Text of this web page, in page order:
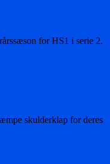
for HS1 i serie 2.
skulderklap for deres